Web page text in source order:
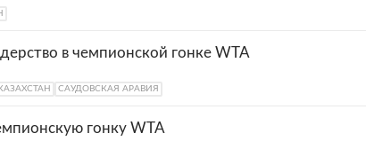
в чемпионской гонке WTA
КАЗАХСТАН САУДОВСКАЯ АРАВИЯ
гонку WTA